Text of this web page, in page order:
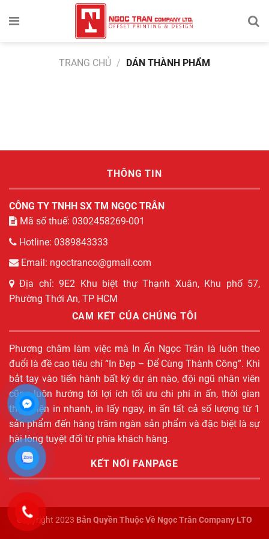
TRANG CHỦ / DÁN THÀNH PHẨM
THÔNG TIN
CÔNG TY TNHH SX TM NGỌC TRÂN
Mã số thuế: 0302458269-001
Hotline: 0389843333
Email: ngoctranco@gmail.com
Địa chỉ: 9E2 Khu biệt thự Thạnh Xuân, Khu phố 57,
Phường Thới An, TP HCM
CAM KẾT CỦA CHÚNG TÔI
Phương châm làm việc mà In Ấn Ngọc Trân là luôn theo
đuổi là đề cao tiêu chí “In Đẹp – Để Cùng Thành Công”. Khi
bắt tay vào tiến hành bất kỳ dự án nào, đội ngũ nhân viên
cũng luôn hướng tới lợi ích tối ưu chi phí in ấn, thời gian
thực hiện in nhanh, in lấy ngay, in ấn tất cả số lượng từ 1
sản phẩm đến hàng trăm ngàn sản phẩm và đặc biệt là sự
hài lòng tuyệt đối từ phía khách hàng.
KẾT NỐI FANPAGE
Copyright 2023 Bản Quyền Thuộc Về Ngọc Trân Company LTO